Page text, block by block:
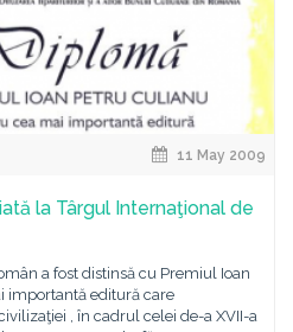
11 May 2009
la Târgul Internaţional de
a fost distinsă cu Premiul Ioan
importantă editură care
, în cadrul celei de-a XVII-a